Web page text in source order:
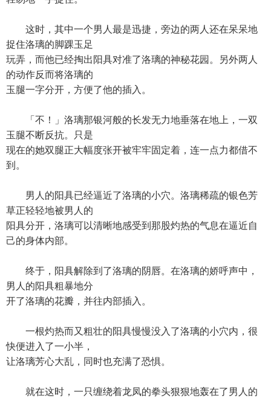
这时，其中一个男人最是迅捷，旁边的两人还在呆呆地
捉住洛璃的脚踝玉足
玩弄，而他已经掏出阳具对准了洛璃的神秘花园。另外两人
的动作反而将洛璃的
玉腿一字分开，方便了他的插入。
「不！」洛璃那银河般的长发无力地垂落在地上，一双
玉腿不断反抗。只是
现在的她双腿正大幅度张开被牢牢固定着，连一点力都借不
到。
男人的阳具已经逼近了洛璃的小穴。洛璃稀疏的银色芳
草正轻轻地被男人的
阳具分开，洛璃可以清晰地感受到那股灼热的气息在逼近自
己的身体内部。
终于，阳具解除到了洛璃的阴唇。在洛璃的娇呼声中，
男人的阳具粗暴地分
开了洛璃的花瓣，并往内部插入。
一根灼热而又粗壮的阳具慢慢没入了洛璃的小穴内，很
快便进入了一小半，
让洛璃芳心大乱，同时也充满了恐惧。
就在这时，一只缠绕着龙凤的拳头狠狠地轰在了男人的